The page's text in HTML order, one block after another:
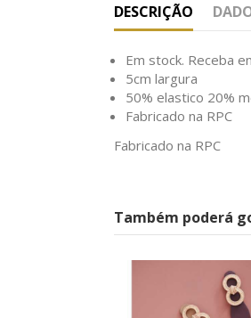
DESCRIÇÃO
Em stock. Receba
5cm largura
50% elastico 20%
Fabricado na RPC
Fabricado na RPC
Também poderá